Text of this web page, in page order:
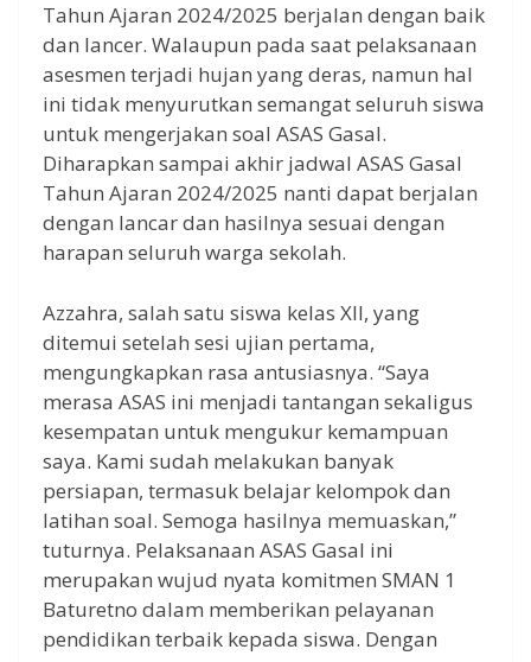
Tahun Ajaran 2024/2025 berjalan dengan baik
dan lancer. Walaupun pada saat pelaksanaan
asesmen terjadi hujan yang deras, namun hal
ini tidak menyurutkan semangat seluruh siswa
untuk mengerjakan soal ASAS Gasal.
Diharapkan sampai akhir jadwal ASAS Gasal
Tahun Ajaran 2024/2025 nanti dapat berjalan
dengan lancar dan hasilnya sesuai dengan
harapan seluruh warga sekolah.
Azzahra, salah satu siswa kelas XII, yang
ditemui setelah sesi ujian pertama,
mengungkapkan rasa antusiasnya. “Saya
merasa ASAS ini menjadi tantangan sekaligus
kesempatan untuk mengukur kemampuan
saya. Kami sudah melakukan banyak
persiapan, termasuk belajar kelompok dan
latihan soal. Semoga hasilnya memuaskan,”
tuturnya. Pelaksanaan ASAS Gasal ini
merupakan wujud nyata komitmen SMAN 1
Baturetno dalam memberikan pelayanan
pendidikan terbaik kepada siswa. Dengan